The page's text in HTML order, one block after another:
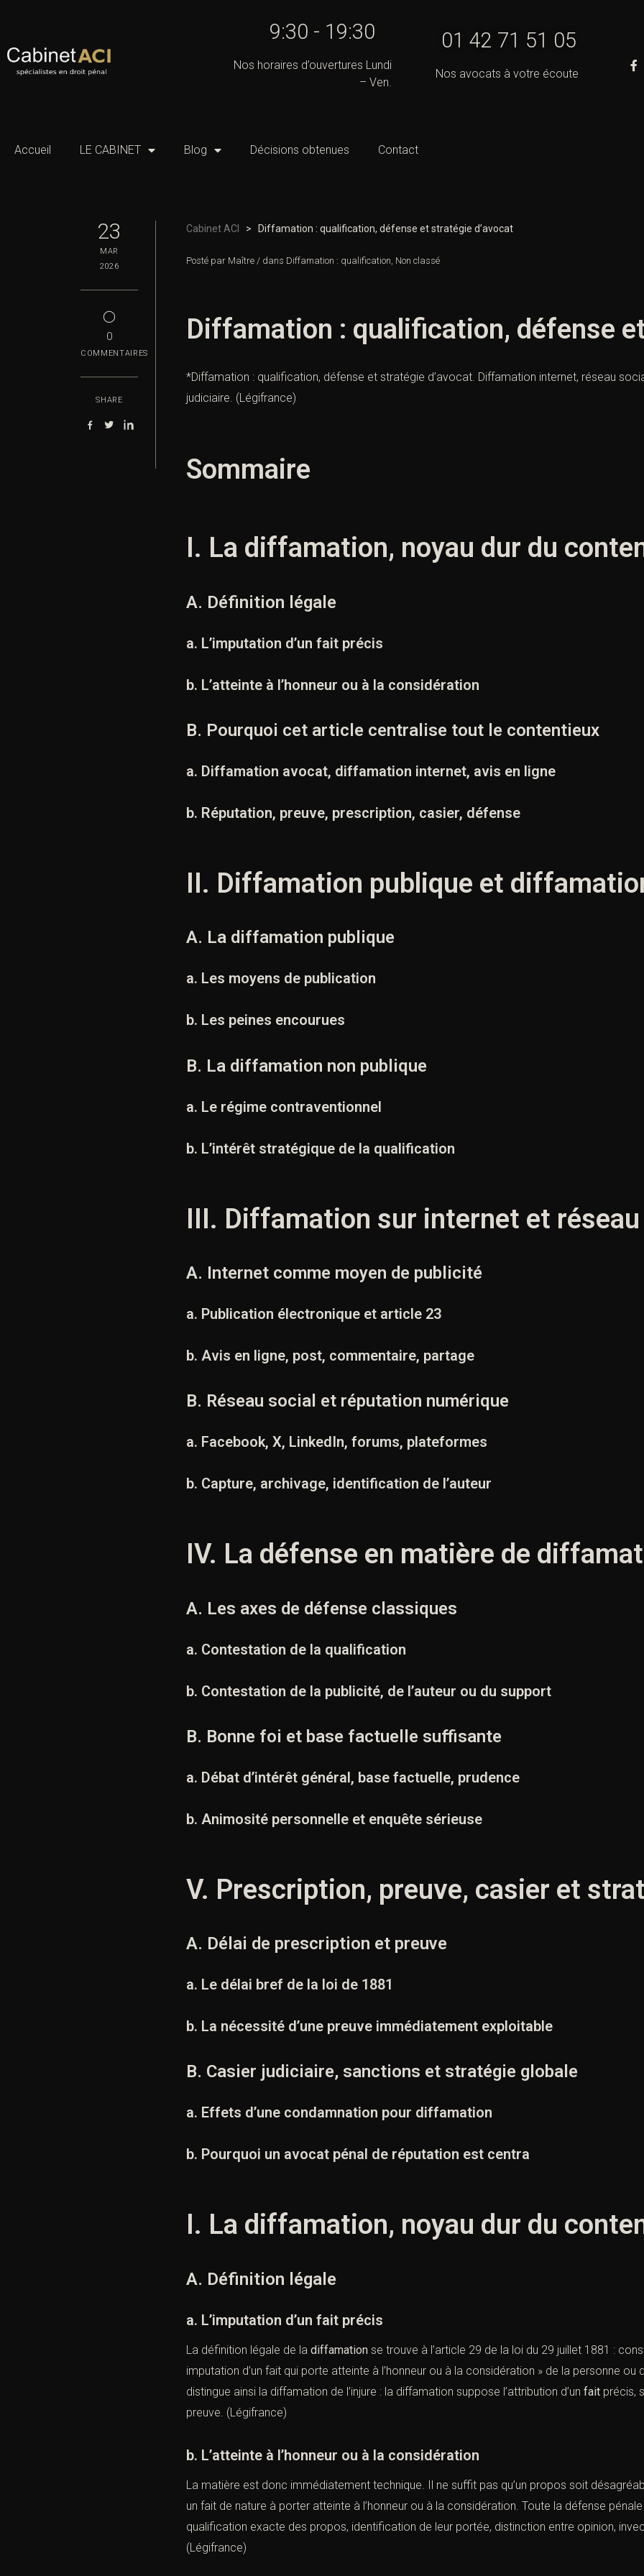
9:30 - 19:30
Nos horaires d’ouvertures Lundi
– Ven.
01 42 71 51 05
Nos avocats à votre écoute
Accueil LE CABINET Blog Décisions obtenues Contact
23
MAR
2026
◯
0
COMMENTAIRES
SHARE
Cabinet ACI > Diffamation : qualification, défense et stratégie d’avocat
Posté par Maître / dans Diffamation : qualification, Non classé
Diffamation : qualification, défense
*Diffamation : qualification, défense et stratégie d’avocat. Diffamation internet, réseau
judiciaire. (Légifrance)
Sommaire
I. La diffamation, noyau dur du
A. Définition légale
a. L’imputation d’un fait précis
b. L’atteinte à l’honneur ou à la considération
B. Pourquoi cet article centralise tout le contentieux
a. Diffamation avocat, diffamation internet, avis en ligne
b. Réputation, preuve, prescription, casier, défense
II. Diffamation publique et
A. La diffamation publique
a. Les moyens de publication
b. Les peines encourues
B. La diffamation non publique
a. Le régime contraventionnel
b. L’intérêt stratégique de la qualification
III. Diffamation sur internet et
A. Internet comme moyen de publicité
a. Publication électronique et article 23
b. Avis en ligne, post, commentaire, partage
B. Réseau social et réputation numérique
a. Facebook, X, LinkedIn, forums, plateformes
b. Capture, archivage, identification de l’auteur
IV. La défense en matière de
A. Les axes de défense classiques
a. Contestation de la qualification
b. Contestation de la publicité, de l’auteur ou du support
B. Bonne foi et base factuelle suffisante
a. Débat d’intérêt général, base factuelle, prudence
b. Animosité personnelle et enquête sérieuse
V. Prescription, preuve, casier et
A. Délai de prescription et preuve
a. Le délai bref de la loi de 1881
b. La nécessité d’une preuve immédiatement exploitable
B. Casier judiciaire, sanctions et stratégie globale
a. Effets d’une condamnation pour diffamation
b. Pourquoi un avocat pénal de réputation est centra
I. La diffamation, noyau dur du
A. Définition légale
a. L’imputation d’un fait précis
La définition légale de la diffamation se trouve à l’article 29 de la loi du 29 juillet 1881 :
imputation d’un fait qui porte atteinte à l’honneur ou à la considération » de la personne
distingue ainsi la diffamation de l’injure : la diffamation suppose l’attribution d’un fait précis,
preuve. (Légifrance)
b. L’atteinte à l’honneur ou à la considération
La matière est donc immédiatement technique. Il ne suffit pas qu’un propos soit
un fait de nature à porter atteinte à l’honneur ou à la considération. Toute la défense
qualification exacte des propos, identification de leur portée, distinction entre opinion,
(Légifrance)